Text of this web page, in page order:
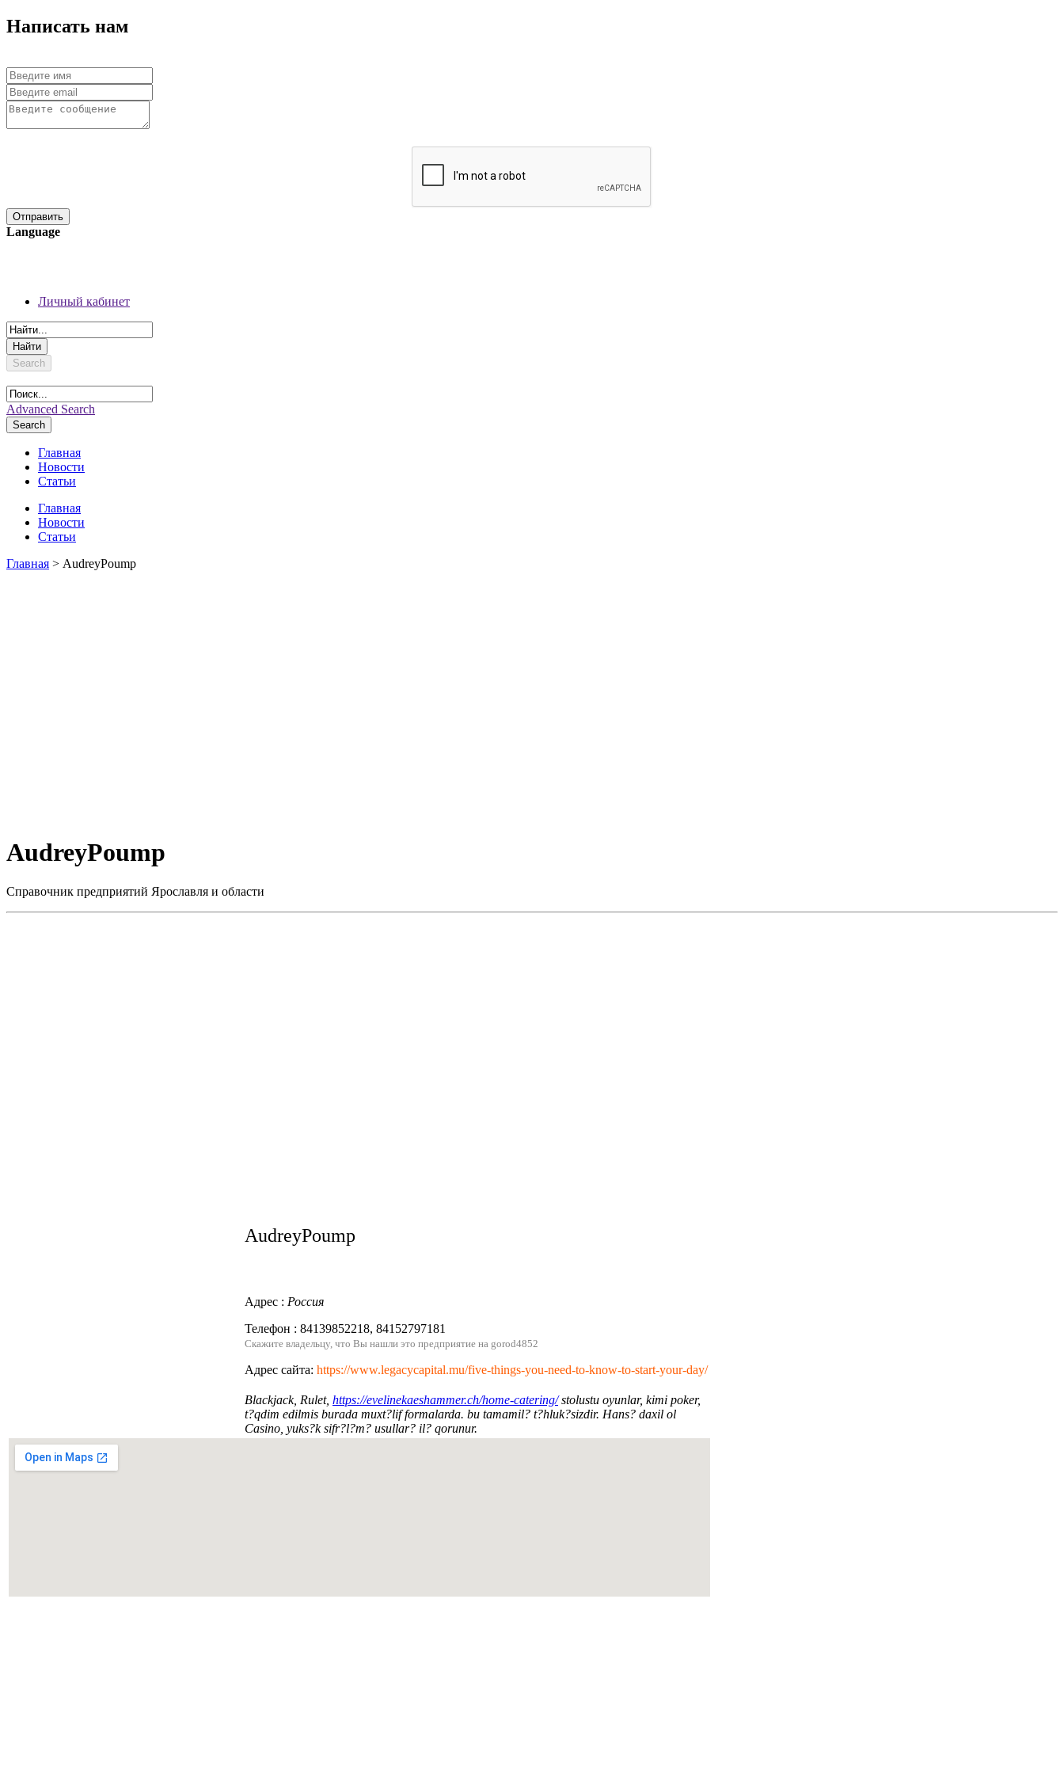
Написать нам
Language
Личный кабинет
Search
Advanced Search
Search
Главная
Новости
Статьи
Главная
Новости
Статьи
Главная > AudreyPoump
AudreyPoump
Справочник предприятий Ярославля и области
AudreyPoump
Адрес : Россия
Телефон : 84139852218, 84152797181
Скажите владельцу, что Вы нашли это предприятие на gorod4852
Адрес сайта: https://www.legacycapital.mu/five-things-you-need-to-know-to-start-your-day/
Blackjack, Rulet, https://evelinekaeshammer.ch/home-catering/stolustu oyunlar, kimi poker,
t?qdim edilmis burada muxt?lif formalarda. bu tamamil? t?hluk?sizdir. Hans? daxil ol
Casino, yuks?k sifr?l?m? usullar? il? qorunur.